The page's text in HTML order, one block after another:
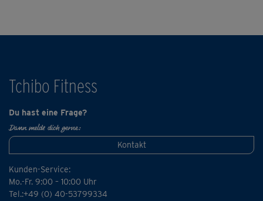
Tchibo Fitness
Du hast eine Frage?
Dann melde dich gerne:
Kontakt
Kunden-Service:
Mo.-Fr. 9:00 – 10:00 Uhr
Tel.:+49 (0) 40-53799334